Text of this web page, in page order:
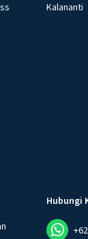
Kalananti
Hubungi